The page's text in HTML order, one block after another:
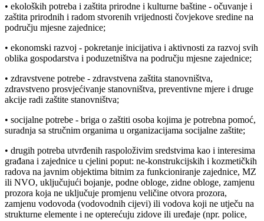
• ekoloških potreba i zaštita prirodne i kulturne baštine - očuvanje i
zaštita prirodnih i radom stvorenih vrijednosti čovjekove sredine na
području mjesne zajednice;
• ekonomski razvoj - pokretanje inicijativa i aktivnosti za razvoj svih
oblika gospodarstva i poduzetništva na području mjesne zajednice;
• zdravstvene potrebe - zdravstvena zaštita stanovništva,
zdravstveno prosvjećivanje stanovništva, preventivne mjere i druge
akcije radi zaštite stanovništva;
• socijalne potrebe - briga o zaštiti osoba kojima je potrebna pomoć,
suradnja sa stručnim organima u organizacijama socijalne zaštite;
• drugih potreba utvrđenih raspoloživim sredstvima kao i interesima
građana i zajednice u cjelini poput: ne-konstrukcijskih i kozmetičkih
radova na javnim objektima bitnim za funkcioniranje zajednice, MZ
ili NVO, uključujući bojanje, podne obloge, zidne obloge, zamjenu
prozora koja ne uključuje promjenu veličine otvora prozora,
zamjenu vodovoda (vodovodnih cijevi) ili vodova koji ne utječu na
strukturne elemente i ne opterećuju zidove ili uređaje (npr. police,